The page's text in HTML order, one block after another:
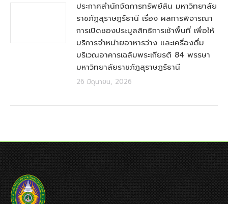
ประกาศสำนักจัดการทรัพย์สิน มหาวิทยาลัย
ราชภัฏสุราษฎร์ธานี เรื่อง ผลการพิจารณา
การเปิดซองประมูลสิทธิการเช้าพื้นที่ เพื่อให้
บริการจำหน่ายอาหารว่าง และเครื่องดื่ม
บริเวณอาคารเฉลิมพระเกียรติ 84 พรรษา
มหาวิทยาลัยราชภัฏสุราษฎร์ธานี
26 มิถุนายน, 2026